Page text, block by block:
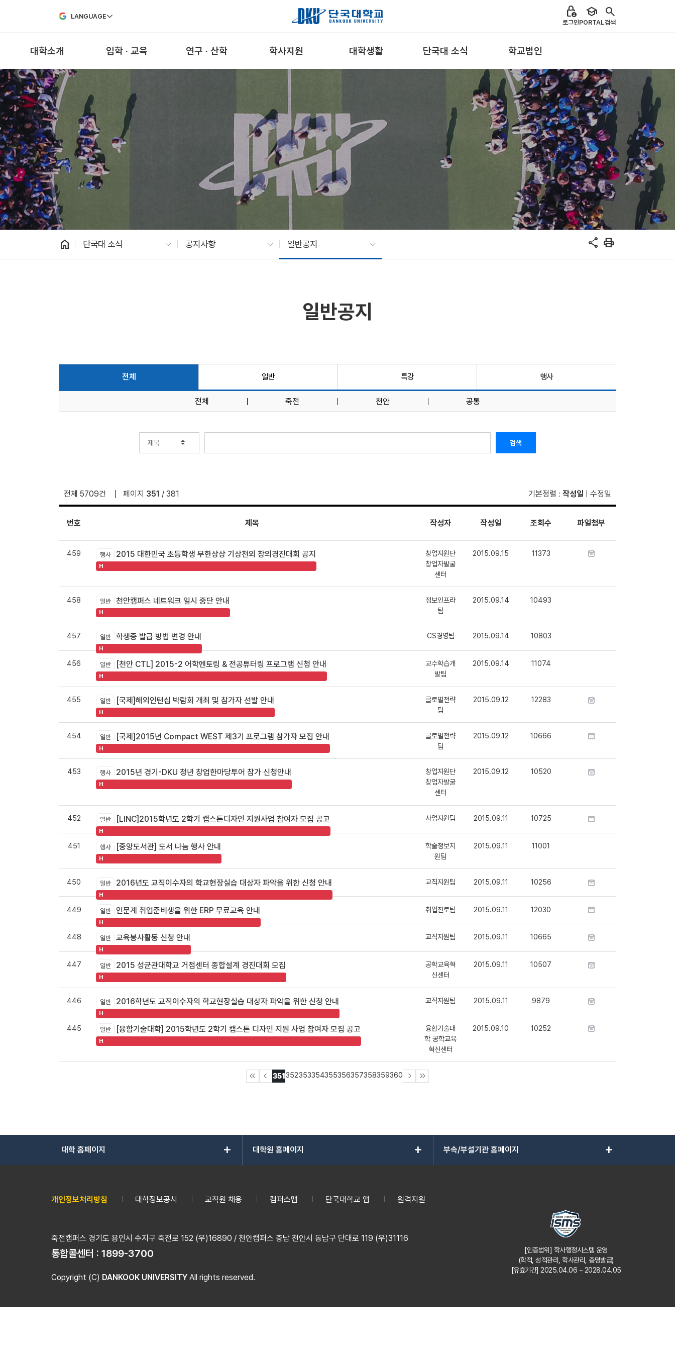
LANGUAGE lock_person
로그인
school
PORTAL
search
검색
대학소개 입학 · 교육 연구 · 산학 학사지원 대학생활 단국대 소식 학교법인
home 단국대 소식 공지사항 일반공지 share print
일반공지
전체 일반 특강 행사
전체 죽전 천안 공통
검색
전체 5709건 페이지 351 / 381 기본정렬 : 작성일 수정일
번호 제목 작성자 작성일 조회수 파일첨부
459 행사 2015 대한민국 초등학생 무한상상 기상천외 창의경진대회 공지
H
창업지원단
창업자발굴
센터
2015.09.15 11373
458 일반 천안캠퍼스 네트워크 일시 중단 안내
H
정보인프라
팀
2015.09.14 10493
457 일반 학생증 발급 방법 변경 안내
H
CS경영팀 2015.09.14 10803
456 일반 [천안 CTL] 2015-2 어학멘토링 & 전공튜터링 프로그램 신청 안내
H
교수학습개
발팀
2015.09.14 11074
455 일반 [국제]해외인턴십 박람회 개최 및 참가자 선발 안내
H
글로벌전략
팀
2015.09.12 12283
454 일반 [국제]2015년 Compact WEST 제3기 프로그램 참가자 모집 안내
H
글로벌전략
팀
2015.09.12 10666
453 행사 2015년 경기-DKU 청년 창업한마당투어 참가 신청안내
H
창업지원단
창업자발굴
센터
2015.09.12 10520
452 일반 [LINC]2015학년도 2학기 캡스톤디자인 지원사업 참여자 모집 공고
H
사업지원팀 2015.09.11 10725
451 행사 [중앙도서관] 도서 나눔 행사 안내
H
학술정보지
원팀
2015.09.11 11001
450 일반 2016년도 교직이수자의 학교현장실습 대상자 파악을 위한 신청 안내
H
교직지원팀 2015.09.11 10256
449 일반 인문계 취업준비생을 위한 ERP 무료교육 안내
H
취업진로팀 2015.09.11 12030
448 일반 교육봉사활동 신청 안내
H
교직지원팀 2015.09.11 10665
447 일반 2015 성균관대학교 거점센터 종합설계 경진대회 모집
H
공학교육혁
신센터
2015.09.11 10507
446 일반 2016학년도 교직이수자의 학교현장실습 대상자 파악을 위한 신청 안내
H
교직지원팀 2015.09.11 9879
445 일반 [융합기술대학] 2015학년도 2학기 캡스톤 디자인 지원 사업 참여자 모집 공고
H
융합기술대
학 공학교육
혁신센터
2015.09.10 10252
351352353354355356357358359360
대학 홈페이지 add 대학원 홈페이지 add 부속/부설기관 홈페이지 add
개인정보처리방침 대학정보공시 교직원 채용 캠퍼스맵 단국대학교 앱 원격지원
죽전캠퍼스 경기도 용인시 수지구 죽전로 152 (우)16890 / 천안캠퍼스 충남 천안시 동남구 단대로 119 (우)31116
통합콜센터 : 1899-3700
Copyright (C) DANKOOK UNIVERSITY All rights reserved.
[인증범위] 학사행정시스템 운영
(학적, 성적관리, 학사관리, 증명발급)
[유효기간] 2025.04.06 ~ 2028.04.05